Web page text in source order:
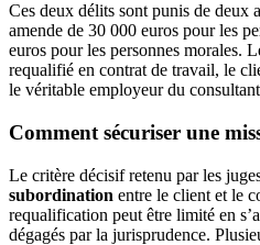
Ces deux délits sont punis de deux
amende de 30 000 euros pour les
euros pour les personnes morales.
requalifié en contrat de travail, le
le véritable employeur du
Comment sécuriser une
Le critère décisif retenu par les
subordination entre le client et le
requalification peut être limité en
dégagés par la jurisprudence.